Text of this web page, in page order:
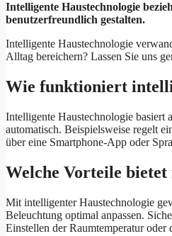
Intelligente Haustechnologie
benutzerfreundlich gestalten.
Intelligente Haustechnologie
Alltag bereichern? Lassen Sie uns
Wie funktioniert
Intelligente Haustechnologie basiert
automatisch. Beispielsweise regelt
über eine Smartphone-App oder
Welche Vorteile
Mit intelligenter Haustechnologie
Beleuchtung optimal anpassen.
Einstellen der Raumtemperatur